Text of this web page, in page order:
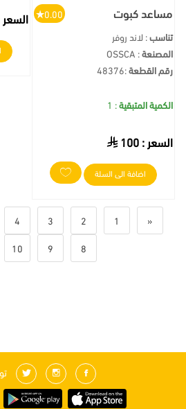
0.00 مساعد كبوت
تناسب: لاند روفر
المصنعة: OSSCA
رقم القطعة:
48376
الكمية المتبقية: 1
السعر : 100
اضافة الى السلة
السعر
«
1
2
3
4
8
9
10